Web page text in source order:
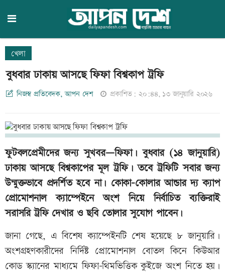
খেলা
বুধবার ঢাকায় আসছে ফিফা বিশ্বকাপ ট্রফি
নিজস্ব প্রতিবেদক, আপন দেশ প্রকাশিত: ২০:৪৪, ১৩ জানুয়ারি ২০২৬
ফুটবলপ্রেমীদের জন্য সুখবর—ফিফা। বুধবার (১৪ জানুয়ারি)
ঢাকায় আসছে বিশ্বকাপের মূল ট্রফি। তবে ট্রফিটি সবার জন্য
উন্মুক্তভাবে প্রদর্শিত হবে না। কোকা–কোলার আন্ডার দ্য ক্যাপ
প্রোমোশনাল ক্যাম্পেইনে অংশ নিয়ে নির্বাচিত ব্যক্তিরাই
সরাসরি ট্রফি দেখার ও ছবি তোলার সুযোগ পাবেন।
জানা গেছে, এ বিশেষ ক্যাম্পেইনটি শেষ হয়েছে ৮ জানুয়ারি।
অংশগ্রহণকারীদের নির্দিষ্ট প্রোমোশনাল বোতল কিনে কিউআর
কোড স্ক্যানের মাধ্যমে ফিফা–থিমভিত্তিক কুইজে অংশ নিতে হয়।